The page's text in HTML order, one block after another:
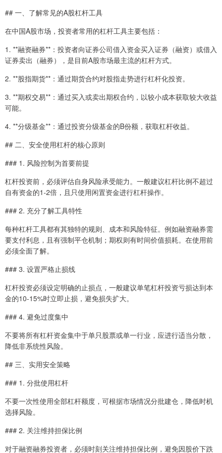
## 一、了解常见的A股杠杆工具
在中国A股市场，投资者常用的杠杆工具主要包括：
1. **融资融券**：投资者向证券公司借入资金买入证券（融资）或借入
证券卖出（融券），是目前A股市场最主流的杠杆方式。
2. **股指期货**：通过期货合约对股指走势进行杠杆化投资。
3. **期权交易**：通过买入或卖出期权合约，以较小成本获取较大收益
可能。
4. **分级基金**：通过投资分级基金的B份额，获取杠杆收益。
## 二、安全使用杠杆的核心原则
### 1. 风险控制为首要前提
杠杆投资前，必须评估自身风险承受能力。一般建议杠杆比例不超过
自有资金的1-2倍，且只使用闲置资金进行杠杆操作。
### 2. 充分了解工具特性
每种杠杆工具都有其独特的规则、成本和风险特征。例如融资融券需
要支付利息，且有强制平仓机制；期权则有时间价值损耗。在使用前
必须全面了解。
### 3. 设置严格止损线
杠杆投资必须设定明确的止损点，一般建议单笔杠杆投资亏损达到本
金的10-15%时立即止损，避免损失扩大。
### 4. 避免过度集中
不要将所有杠杆资金集中于单只股票或单一行业，应进行适当分散，
降低非系统性风险。
## 三、实用安全策略
### 1. 分批使用杠杆
不要一次性使用全部杠杆额度，可根据市场情况分批建仓，降低时机
选择风险。
### 2. 关注维持担保比例
对于融资融券投资者，必须时刻关注维持担保比例，避免因股价下跌